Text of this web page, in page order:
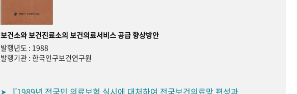
보건소와 보건진료소의 보건의료서비스 공급 향상방안
발행년도 : 1988
발행기관 : 한국인구보건연구원
➤